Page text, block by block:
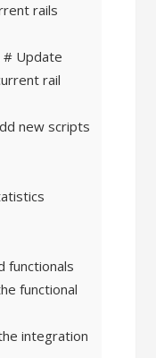
rails
# Update
rail
new scripts
functionals
functional
integration